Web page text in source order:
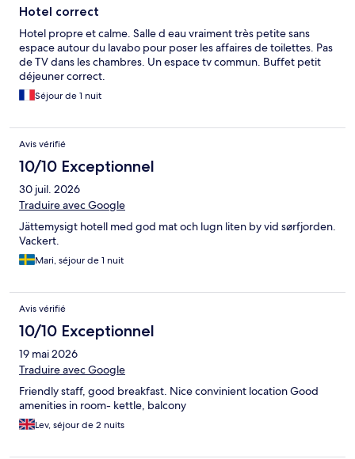
Hotel correct
Hotel propre et calme. Salle d eau vraiment très petite sans
espace autour du lavabo pour poser les affaires de toilettes. Pas
de TV dans les chambres. Un espace tv commun. Buffet petit
déjeuner correct.
Séjour de 1 nuit
Avis vérifié
10/10 Exceptionnel
30 juil. 2026
Traduire avec Google
Jättemysigt hotell med god mat och lugn liten by vid sørfjorden.
Vackert.
Mari, séjour de 1 nuit
Avis vérifié
10/10 Exceptionnel
19 mai 2026
Traduire avec Google
Friendly staff, good breakfast. Nice convinient location Good
amenities in room- kettle, balcony
Lev, séjour de 2 nuits